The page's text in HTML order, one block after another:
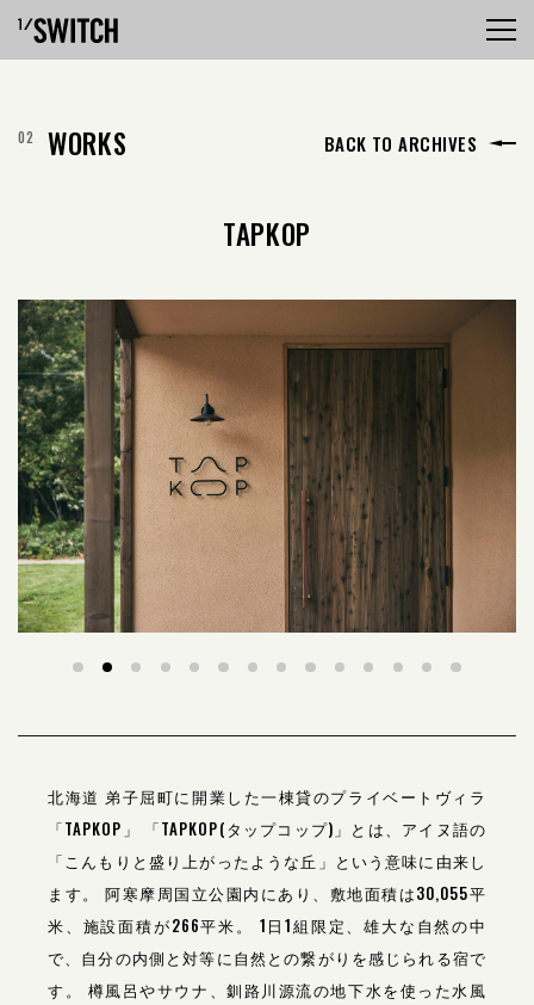
WORKS BACK TO ARCHIVES
TAPKOP
北海道 弟子屈町に開業した一棟貸のプライベートヴィラ
「TAPKOP」
「TAPKOP(タップコップ)」とは、アイヌ語の
「こんもりと盛り上がったような丘」という意味に由来し
ます。
阿寒摩周国立公園内にあり、敷地面積は30,055平
米、施設面積が266平米。 1日1組限定、雄大な自然の中
で、自分の内側と対等に自然との繋がりを感じられる宿で
す。
樽風呂やサウナ、釧路川源流の地下水を使った水風